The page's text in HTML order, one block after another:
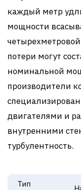
каждый метр
мощности
потери могут
номинальной
производители
двигателями и
внутренними
турбулентность.
Тип